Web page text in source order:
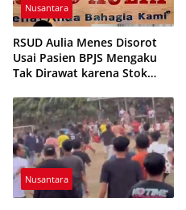
Nusantara
RSUD Aulia Menes Disorot
Usai Pasien BPJS Mengaku
Tak Dirawat karena Stok
Nusantara